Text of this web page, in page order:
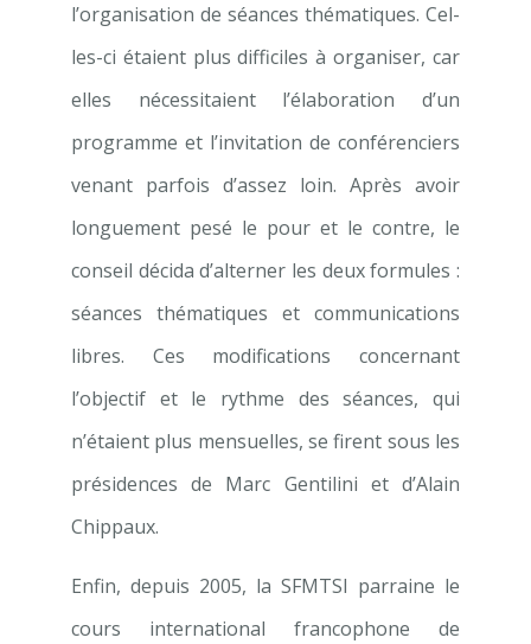
l’organisation de séances thématiques. Cel­
les-ci étaient plus difficiles à organiser, car
elles nécessitaient l’élaboration d’un
programme et l’invitation de conférenciers
venant parfois d’assez loin. Après avoir
longuement pesé le pour et le contre, le
conseil décida d’alterner les deux for­mules :
séances thématiques et communications
libres. Ces modifications concernant
l’objectif et le rythme des séances, qui
n’étaient plus mensuelles, se firent sous les
présidences de Marc Gentilini et d’Alain
Chippaux.
Enfin, depuis 2005, la SFMTSI parraine le
cours international francophone de